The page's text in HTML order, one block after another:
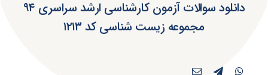
دانلود سوالات آزمون کارشناسی ارشد سراسری ۹۴
مجموعه زیست شناسی کد ۱۲۱۳